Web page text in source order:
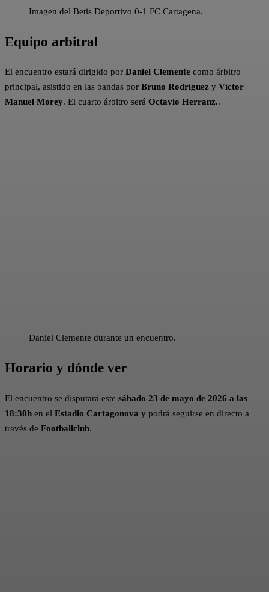
Imagen del Betis Deportivo 0-1 FC Cartagena.
Equipo arbitral
El encuentro estará dirigido por Daniel Clemente como árbitro
principal, asistido en las bandas por Bruno Rodríguez y Víctor
Manuel Morey. El cuarto árbitro será Octavio Herranz..
Daniel Clemente durante un encuentro.
Horario y dónde ver
El encuentro se disputará este sábado 23 de mayo de 2026 a las
18:30h en el Estadio Cartagonova y podrá seguirse en directo a
través de Footballclub.